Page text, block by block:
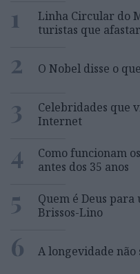
1
Linha Circular do
turistas que
2 O Nobel disse o
3
Celebridades que
Internet
4
Como funcionam
antes dos 35 anos
5
Quem é Deus para
Brissos-Lino
6 A longevidade não